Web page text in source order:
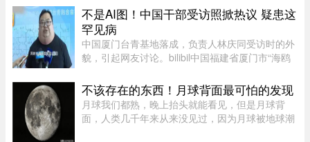
动，形容感觉像打雷或重型车 ...
不是AI图！中国干部受访照掀热议 疑患这
罕见病
中国厦门台青基地落成，负责人林庆同受访时的外
貌，引起网友讨论。bilibil中国福建省厦门市“海鸥
时，异常肿大的脖子引起网友议论，被怀疑是AI特
效。不过，有认识他的 ...
不该存在的东西！月球背面最可怕的发现
月球我们都熟，晚上抬头就能看见，但是月球背
面，人类几千年来从来没见过，因为月球被地球潮